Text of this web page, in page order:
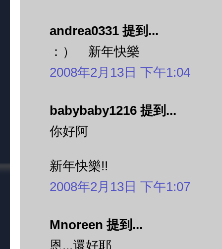
andrea0331 提到...
：） 新年快樂
2008年2月13日 下午1:04
babybaby1216 提到...
你好阿
新年快樂!!
2008年2月13日 下午1:07
Mnoreen 提到...
恩...還好耶